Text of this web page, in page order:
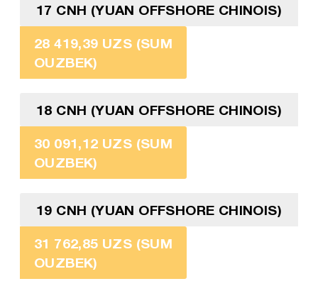
17 CNH (YUAN OFFSHORE CHINOIS)
28 419,39 UZS (SUM
OUZBEK)
18 CNH (YUAN OFFSHORE CHINOIS)
30 091,12 UZS (SUM
OUZBEK)
19 CNH (YUAN OFFSHORE CHINOIS)
31 762,85 UZS (SUM
OUZBEK)